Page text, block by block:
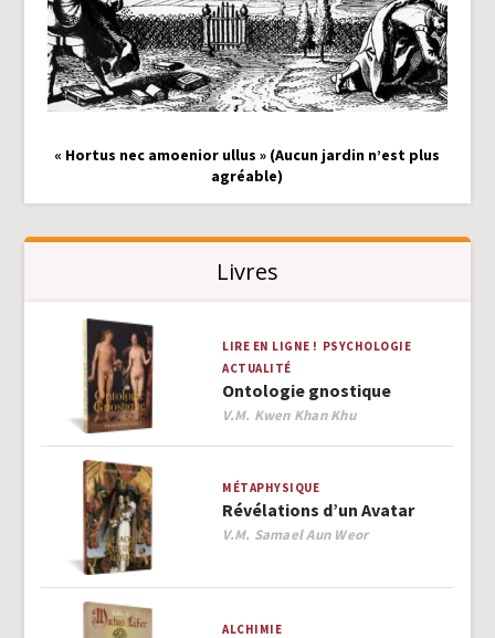
« Hortus nec amoenior ullus » (Aucun jardin n’est plus
agréable)
Livres
LIRE EN LIGNE ! PSYCHOLOGIE
ACTUALITÉ
Ontologie gnostique
Author
V.M. Kwen Khan Khu
MÉTAPHYSIQUE
Révélations d’un Avatar
Author
V.M. Samael Aun Weor
ALCHIMIE